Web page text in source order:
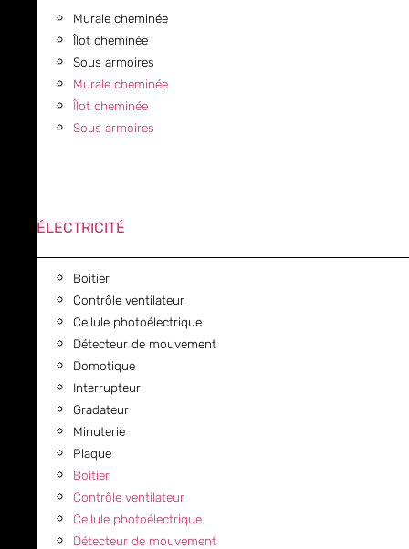
Murale cheminée
Îlot cheminée
Sous armoires
Murale cheminée
Îlot cheminée
Sous armoires
ÉLECTRICITÉ
Boitier
Contrôle ventilateur
Cellule photoélectrique
Détecteur de mouvement
Domotique
Interrupteur
Gradateur
Minuterie
Plaque
Boitier
Contrôle ventilateur
Cellule photoélectrique
Détecteur de mouvement